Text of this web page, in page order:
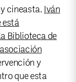
cineasta. Iván
está
Biblioteca de
y
que esta